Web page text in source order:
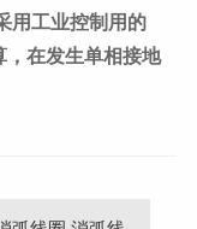
工业控制用的
，在发生单相接地